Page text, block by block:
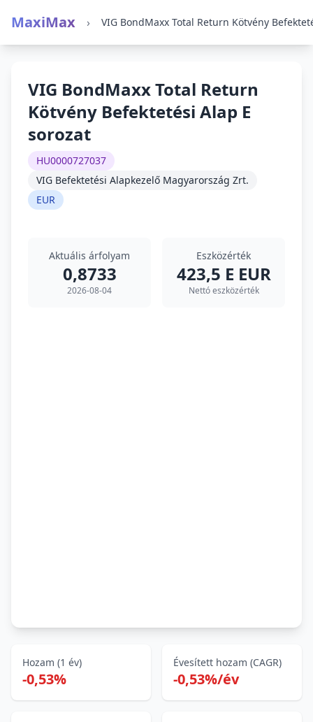
MaxiMax ›
VIG BondMaxx Total Return
Kötvény Befektetési Alap E
sorozat
HU0000727037
VIG Befektetési Alapkezelő Magyarország Zrt.
EUR
Aktuális árfolyam
0,8733
2026-08-04
Eszközérték
423,5 E EUR
Nettó eszközérték
Hozam (1 év)
-0,53%
Évesített hozam (CAGR)
-0,53%/év